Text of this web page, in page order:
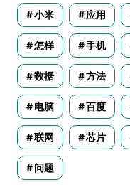
小米 应用
怎样 手机
数据 方法
电脑 百度
联网 芯片
问题